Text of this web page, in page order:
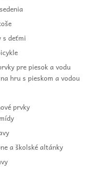
s deťmi
pre piesok a vodu
hru s pieskom a vodou
prvky
a školské altánky